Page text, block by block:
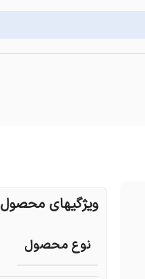
ویژگیهای محصول
نوع محصول